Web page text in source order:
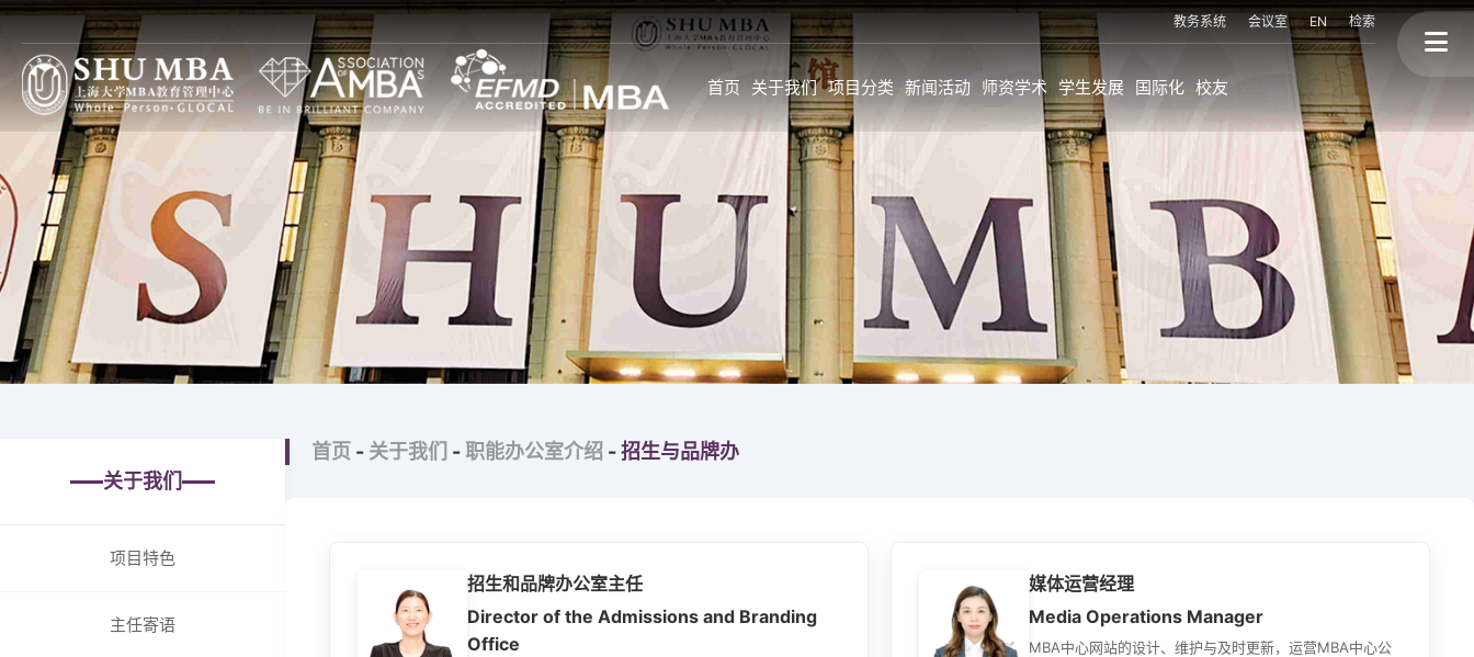
教务系统 会议室 EN 检索
首页 关于我们 项目分类 新闻活动 师资学术 学生发展 国际化 校友
项目特色
上大MBA一览
上大MBA模式
SHUMBA教与学
主任寄语
大事记
治理构架
上大MBA项目设计
全球本土（GL）项目
全日制
非全日制
全球中国（GC）项目
全日制
高级管理人员培训
焦点新闻
通知公告
论坛活动
图片新闻
SHU MBA 师资情况一
览
GL师资
校内全职师资
特约前沿师资
企业实战专家
学生故事与感言
学生全面发展旅程
学生背景
个人发展
职业发展
上大MBA的国际化
海外持续进修学位
海外交换生项目
联盟高校海外访学
国际讲座&论坛
校友故事
终身学习
校友会与校友活动
校友背景
三个捐赠
关于我们
项目特色
主任寄语
首页 - 关于我们 -职能办公室介绍 -招生与品牌办
招生和品牌办公室主任
Director of the Admissions and Branding
Office
​媒体运营经理
Media Operations Manager
MBA中心网站的设计、维护与及时更新，运营MBA中心公